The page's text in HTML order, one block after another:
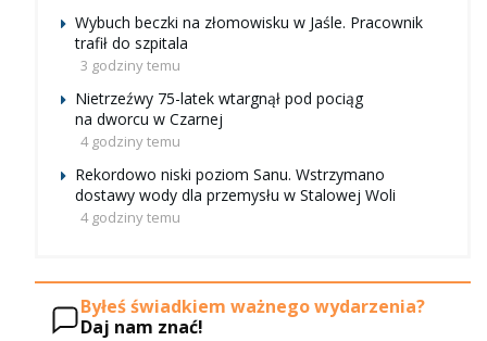
Wybuch beczki na złomowisku w Jaśle. Pracownik
trafił do szpitala
3 godziny temu
Nietrzeźwy 75-latek wtargnął pod pociąg
na dworcu w Czarnej
4 godziny temu
Rekordowo niski poziom Sanu. Wstrzymano
dostawy wody dla przemysłu w Stalowej Woli
4 godziny temu
Byłeś świadkiem ważnego wydarzenia?
Daj nam znać!